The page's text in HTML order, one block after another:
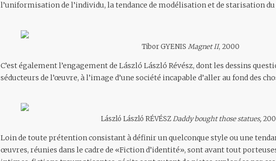
l’uniformisation de l’individu, la tendance de modélisation et de starisation
Tibor GYENIS Magnet II, 2000
C’est également l’engagement de László László Révész, dont les dessins
séducteurs de l’œuvre, à l’image d’une société incapable d’aller au fond des
László László RÉVÉSZDaddy bought those statues,
Loin de toute prétention consistant à définir un quelconque style ou une
œuvres, réunies dans le cadre de «Fiction d’identité», sont avant tout